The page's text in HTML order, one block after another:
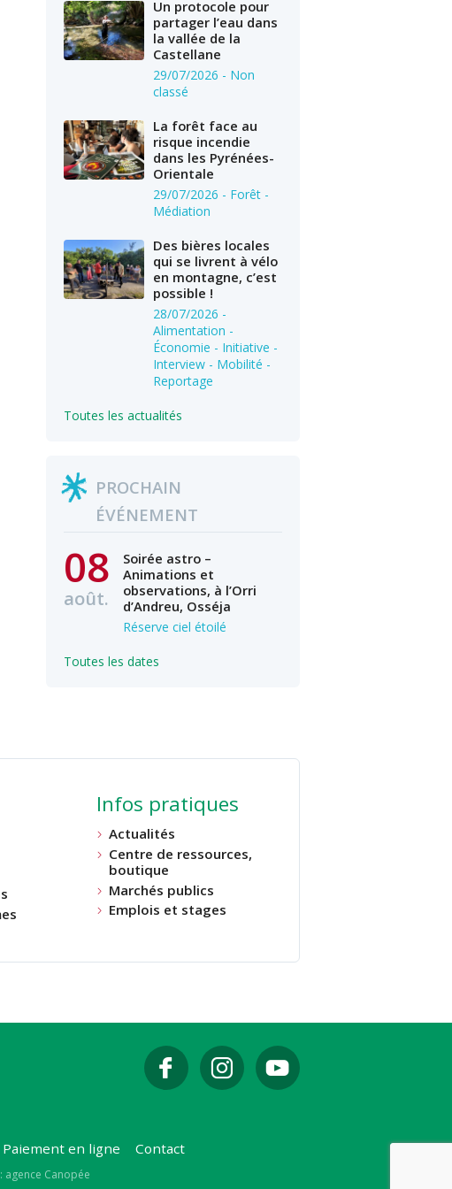
Un protocole pour
partager l’eau dans
la vallée de la
Castellane
29/07/2026 - Non
classé
La forêt face au
risque incendie
dans les Pyrénées-
Orientale
29/07/2026 - Forêt -
Médiation
Des bières locales
qui se livrent à vélo
en montagne, c’est
possible !
28/07/2026 -
Alimentation -
Économie - Initiative -
Interview - Mobilité -
Reportage
Toutes les actualités
PROCHAIN
ÉVÉNEMENT
08
août.
Soirée astro –
Animations et
observations, à l’Orri
d’Andreu, Osséja
Réserve ciel étoilé
Toutes les dates
Infos pratiques
Actualités
Centre de ressources,
boutique
Marchés publics
Emplois et stages
Paiement en ligne Contact
Canopée